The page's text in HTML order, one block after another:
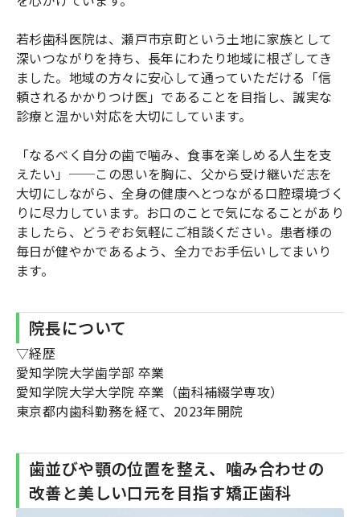
若杉歯科医院は、瀬戸市京町という土地に家族として
深いつながりを持ち、長年にわたり地域に根ざしてき
ました。地域の方々に安心して通っていただける「信
頼されるかかりつけ医」であることを目指し、誠実な
診療と温かい対応を大切にしています。
「なるべく自分の歯で噛み、食事を楽しめる人生を支
えたい」──この思いを胸に、父から受け継いだ志を
大切にしながら、全身の健康へとつながる口腔環境づく
りに尽力しています。お口のことで気になることがあり
ましたら、どうぞお気軽にご相談ください。患者様の
毎日が健やかであるよう、全力でお手伝いしてまいり
ます。
院長について
▽経歴
愛知学院大学歯学部 卒業
愛知学院大学大学院 卒業（歯科補綴学専攻）
東京都内歯科勤務を経て、2023年開院
歯並びや顎の位置を整え、噛み合わせの
改善と美しい口元を目指す矯正歯科